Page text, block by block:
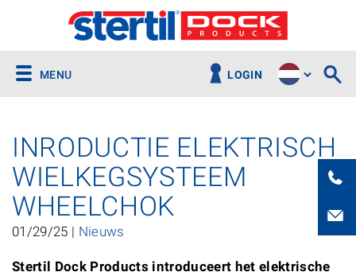
MENU LOGIN
INRODUCTIE ELEKTRISCH
WIELKEGSYSTEEM
WHEELCHOK
01/29/25 | Nieuws
Stertil Dock Products introduceert het elektrische